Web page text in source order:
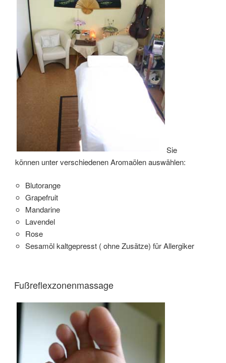
Sie
können unter verschiedenen Aromaölen auswählen:
Blutorange
Grapefruit
Mandarine
Lavendel
Rose
Sesamöl kaltgepresst ( ohne Zusätze) für Allergiker
Fußreflexzonenmassage